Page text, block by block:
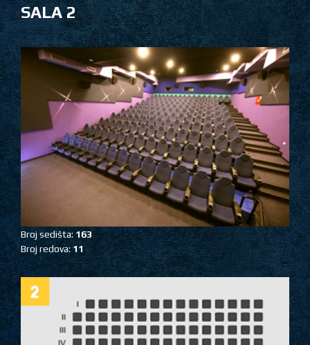
SALA 2
Broj sedišta: 163
Broj redova: 11